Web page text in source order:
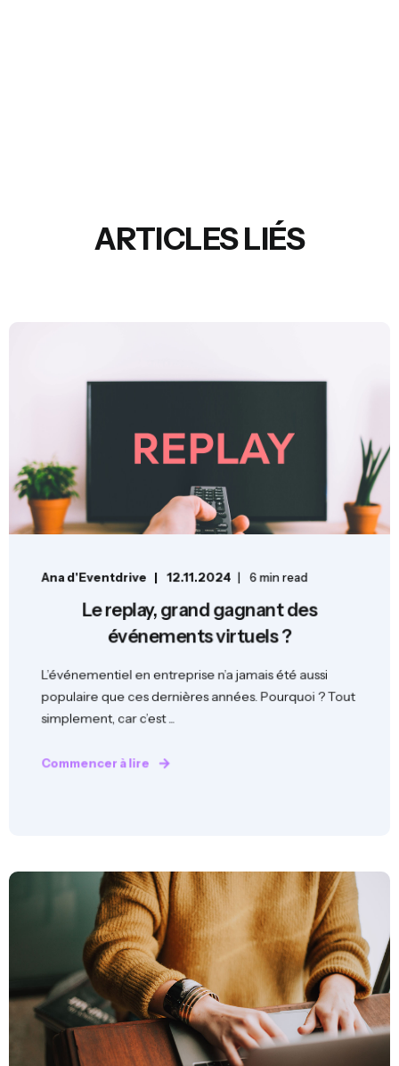
ARTICLES LIÉS
Ana d'Eventdrive 12.11.2024 6 min read
Le replay, grand gagnant des
événements virtuels ?
L’événementiel en entreprise n’a jamais été aussi
populaire que ces dernières années. Pourquoi ? Tout
simplement, car c’est ...
Commencer à lire